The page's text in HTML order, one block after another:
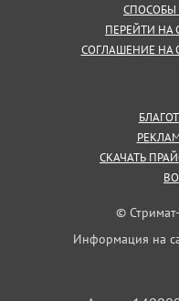
СПОСОБЫ
ПЕРЕЙТИ НА
СОГЛАШЕНИЕ НА
СКАЧАТЬ
©
Информация на